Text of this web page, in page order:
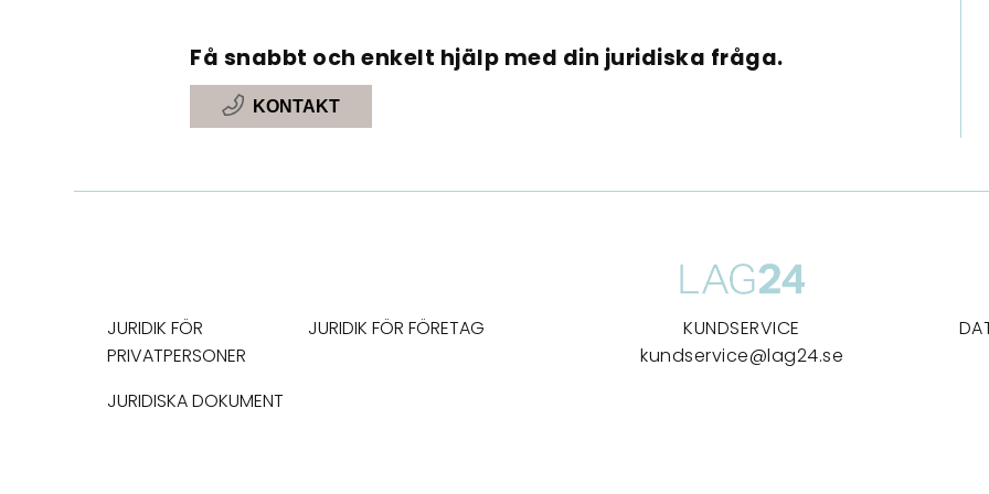
Få snabbt och enkelt hjälp med din juridiska fråga.
KONTAKT
JURIDIK FÖR
PRIVATPERSONER
JURIDIK FÖR FÖRETAG
JURIDISKA DOKUMENT
KUNDSERVICE
kundservice@lag24.se